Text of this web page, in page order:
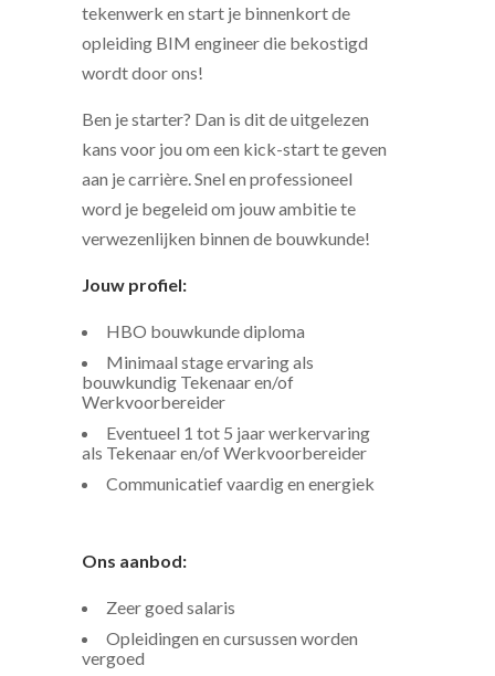
tekenwerk en start je binnenkort de
opleiding BIM engineer die bekostigd
wordt door ons!
Ben je starter? Dan is dit de uitgelezen
kans voor jou om een kick-start te geven
aan je carrière. Snel en professioneel
word je begeleid om jouw ambitie te
verwezenlijken binnen de bouwkunde!
Jouw profiel:
HBO bouwkunde diploma
Minimaal stage ervaring als
bouwkundig Tekenaar en/of
Werkvoorbereider
Eventueel 1 tot 5 jaar werkervaring
als Tekenaar en/of Werkvoorbereider
Communicatief vaardig en energiek
Ons aanbod:
Zeer goed salaris
Opleidingen en cursussen worden
vergoed